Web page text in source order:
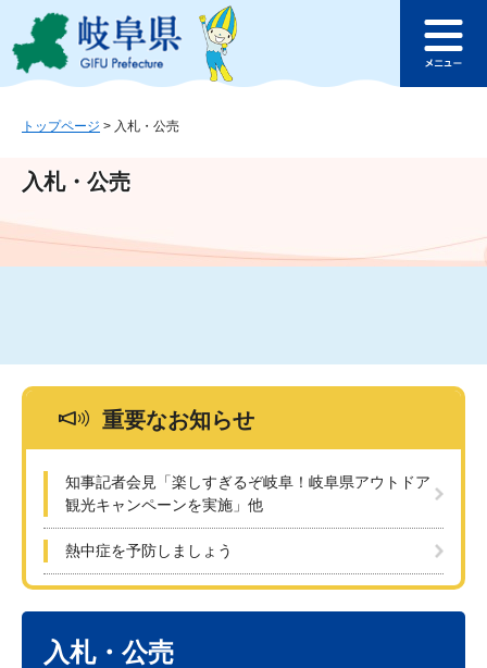
ジ
ュ
文
このページの本文へ
ュ
トップページ > 入札・公売
入札・公売
重要なお知らせ
知事記者会見「楽しすぎるぞ岐阜！岐阜県アウトドア
観光キャンペーンを実施」他
熱中症を予防しましょう
入札・公売